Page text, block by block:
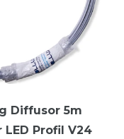
Diffusor 5m
Profil V24